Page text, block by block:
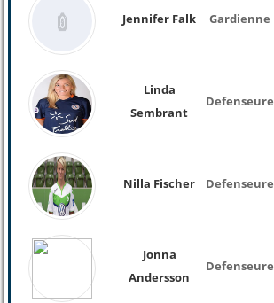
Jennifer Falk Gardienne
Linda
Sembrant
Defenseure
Nilla Fischer Defenseure
Jonna
Andersson
Defenseure